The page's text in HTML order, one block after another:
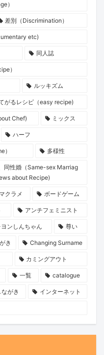
）
差別（Discrimination）
etc)
同人誌
）
ルッキズム
がるレシピ（easy recipe)
Chef) ミックス
ハーフ
） 多様性
同性婚（Same-sex Marriag
about Recipe)
マクラメ ボードゲーム
アンチフェミニスト
ンしんちゃん 尊い
き Changing Surname
カミングアウト
一覧 catalogue
ながき インターネット